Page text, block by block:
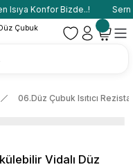
Isıya Konfor Bizde..! Sern
06.Düz Çubuk Isıtıcı
Vidalı Düz